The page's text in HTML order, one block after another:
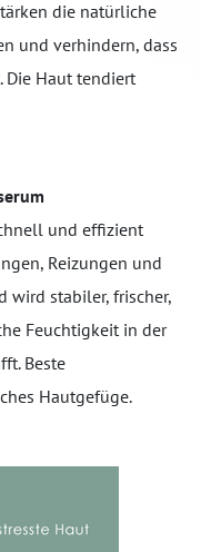
die natürliche
und verhindern, dass
Die Haut tendiert
und effizient
Reizungen und
wird stabiler, frischer,
Feuchtigkeit in der
Beste
Hautgefüge.